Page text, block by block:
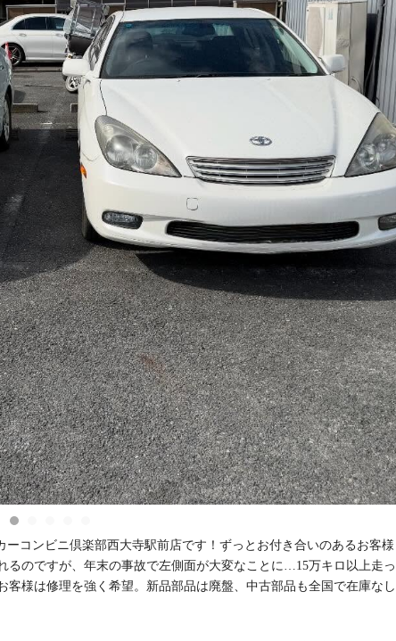
コンビニ倶楽部西大寺駅前店です！ずっとお付き合いのあるお客様
るのですが、年末の事故で左側面が大変なことに…15万キロ以上走っ
様は修理を強く希望。新品部品は廃盤、中古部品も全国で在庫なし